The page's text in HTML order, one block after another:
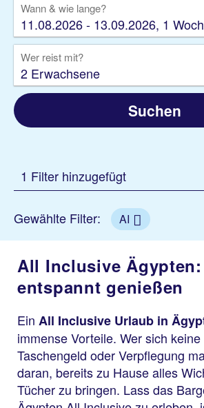
Wann & wie lange?
11.08.2026 - 13.09.2026, 1
Wer reist mit?
2 Erwachsene
Suchen
1 Filter hinzugefügt
Gewählte Filter: AI
All Inclusive
entspannt genießen
Ein All Inclusive Urlaub in
immense Vorteile. Wer sich
Taschengeld oder Verpflegung
daran, bereits zu Hause alles
Tücher zu bringen. Lass das